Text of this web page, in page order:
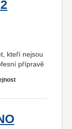
kteří nejsou
přípravě